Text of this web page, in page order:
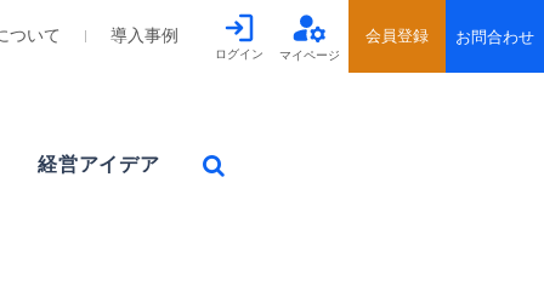
経営アイデア
ついて 導入事例
ログイン マイページ